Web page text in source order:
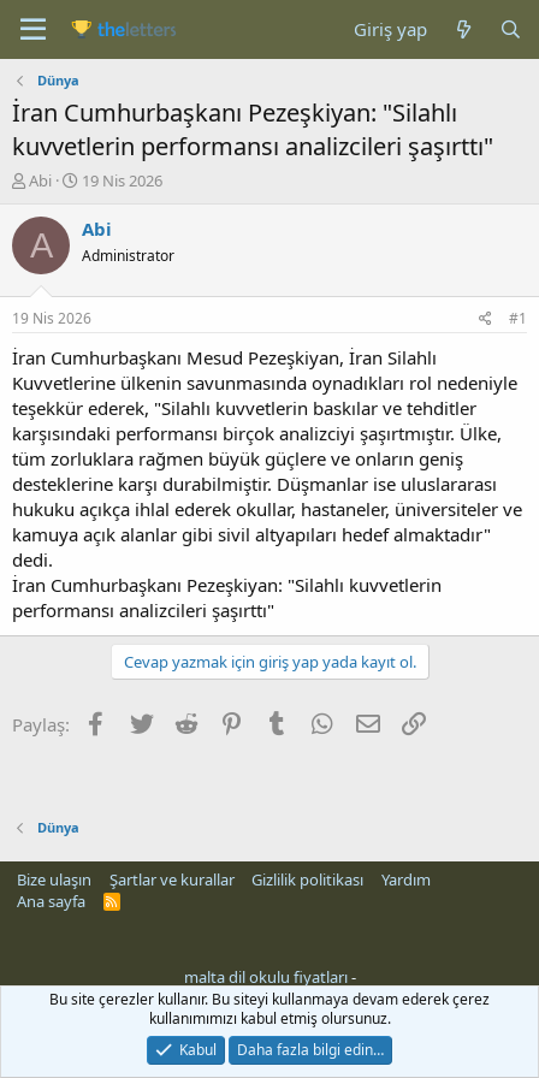
Giriş yap
Dünya
İran Cumhurbaşkanı Pezeşkiyan: "Silahlı
kuvvetlerin performansı analizcileri şaşırttı"
K
n
b
u
u
b
a
l
a
t
a
n
Abi
B
ş
a
g
ı
ç
a
i
h
i
19 Nis 2026
A Abi
Administrator
19 Nis 2026 #1
İran Cumhurbaşkanı Mesud Pezeşkiyan, İran Silahlı
Kuvvetlerine ülkenin savunmasında oynadıkları rol nedeniyle
teşekkür ederek, "Silahlı kuvvetlerin baskılar ve tehditler
karşısındaki performansı birçok analizciyi şaşırtmıştır. Ülke,
tüm zorluklara rağmen büyük güçlere ve onların geniş
desteklerine karşı durabilmiştir. Düşmanlar ise uluslararası
hukuku açıkça ihlal ederek okullar, hastaneler, üniversiteler ve
kamuya açık alanlar gibi sivil altyapıları hedef almaktadır"
dedi.
İran Cumhurbaşkanı Pezeşkiyan: "Silahlı kuvvetlerin
performansı analizcileri şaşırttı"
Cevap yazmak için giriş yap yada kayıt ol.
Paylaş: Facebook
Twitter Reddit PinterestTumblr WhatsApp
E-posta
Dünya
Bize ulaşın Şartlar ve kurallar Gizlilik politikası
Yardım
Ana sayfa
R
malta dil okulu fiyatları-
Bu site çerezler kullanır. Bu siteyi kullanmaya devam ederek çerez
kullanımımızı kabul etmiş olursunuz.
Kabul
Daha fazla bilgi edin…